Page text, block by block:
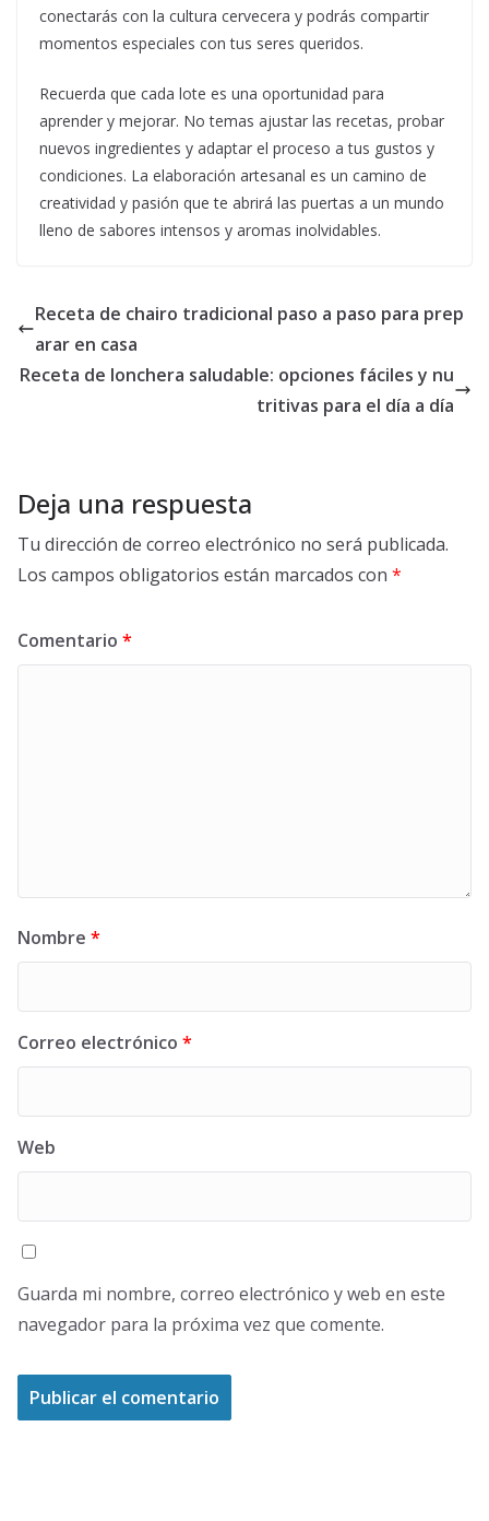
conectarás con la cultura cervecera y podrás compartir
momentos especiales con tus seres queridos.
Recuerda que cada lote es una oportunidad para
aprender y mejorar. No temas ajustar las recetas, probar
nuevos ingredientes y adaptar el proceso a tus gustos y
condiciones. La elaboración artesanal es un camino de
creatividad y pasión que te abrirá las puertas a un mundo
lleno de sabores intensos y aromas inolvidables.
Receta de chairo tradicional paso a paso para prep
arar en casa
Receta de lonchera saludable: opciones fáciles y nu
tritivas para el día a día
Deja una respuesta
Tu dirección de correo electrónico no será publicada.
Los campos obligatorios están marcados con *
Comentario *
Nombre *
Correo electrónico *
Web
Guarda mi nombre, correo electrónico y web en este
navegador para la próxima vez que comente.